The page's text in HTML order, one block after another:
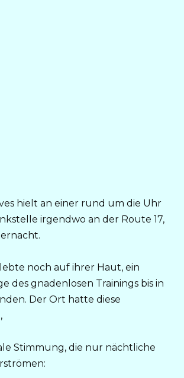
hielt an einer rund um die Uhr
irgendwo an der Route 17,
noch auf ihrer Haut, ein
des gnadenlosen Trainings bis in
Der Ort hatte diese
Stimmung, die nur nächtliche